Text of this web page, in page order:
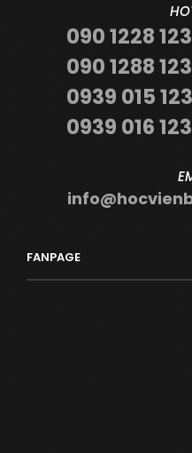
090 1228
090 1288
0939 015
0939 016
FANPAGE